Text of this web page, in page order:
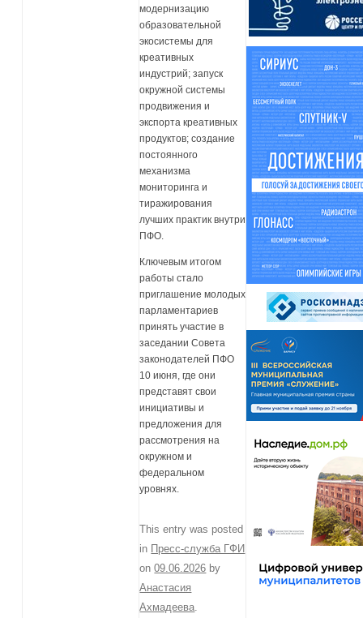
модернизацию
образовательной
экосистемы для
креативных
индустрий; запуск
окружной системы
продвижения и
экспорта креативных
продуктов; создание
постоянного
механизма
мониторинга и
тиражирования
лучших практик внутри
ПФО.
Ключевым итогом
работы стало
приглашение молодых
парламентариев
принять участие в
заседании Совета
законодателей ПФО
10 июня, где они
представят свои
инициативы и
предложения для
рассмотрения на
окружном и
федеральном
уровнях.
This entry was posted
in Пресс-служба ГФИ
on09.06.2026 by
Анастасия
Ахмадеева